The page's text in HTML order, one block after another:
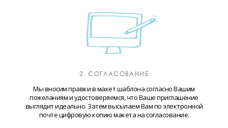
2. СОГЛАСОВАНИЕ
Мы вносим правки в макет шаблона согласно Вашим
пожеланиям и удостоверяемся, что Ваше приглашение
выглядит идеально. Затем высылаем Вам по электронной
почте цифровую копию макета на согласование.